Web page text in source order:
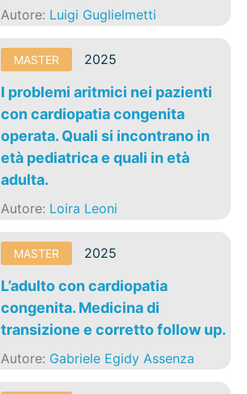
Autore: Luigi Guglielmetti
MASTER 2025
I problemi aritmici nei pazienti
con cardiopatia congenita
operata. Quali si incontrano in
età pediatrica e quali in età
adulta.
Autore: Loira Leoni
MASTER 2025
L’adulto con cardiopatia
congenita. Medicina di
transizione e corretto follow up.
Autore: Gabriele Egidy Assenza